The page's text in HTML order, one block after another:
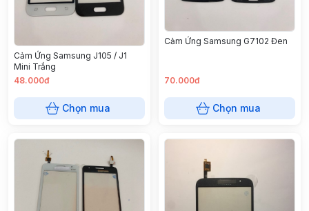
Cảm Ứng Samsung J105 / J1
Mini Trắng
48.000đ
Chọn mua
Cảm Ứng Samsung G7102 Đen
70.000đ
Chọn mua